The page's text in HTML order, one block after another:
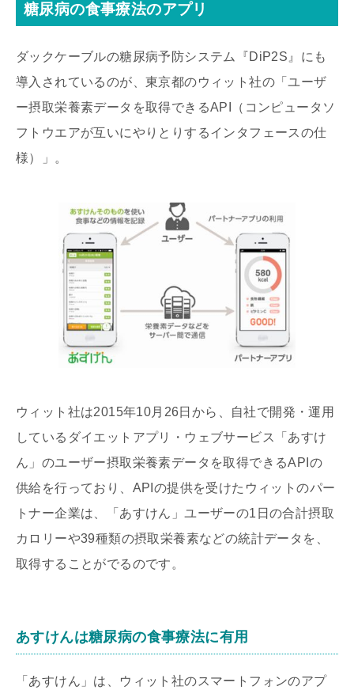
糖尿病の食事療法のアプリ
ダックケーブルの糖尿病予防システム『DiP2S』にも
導入されているのが、東京都のウィット社の「ユーザ
ー摂取栄養素データを取得できるAPI（コンピュータソ
フトウエアが互いにやりとりするインタフェースの仕
様）」。
ウィット社は2015年10月26日から、自社で開発・運用
しているダイエットアプリ・ウェブサービス「あすけ
ん」のユーザー摂取栄養素データを取得できるAPIの
供給を行っており、APIの提供を受けたウィットのパー
トナー企業は、「あすけん」ユーザーの1日の合計摂取
カロリーや39種類の摂取栄養素などの統計データを、
取得することがでるのです。
あすけんは糖尿病の食事療法に有用
「あすけん」は、ウィット社のスマートフォンのアプ